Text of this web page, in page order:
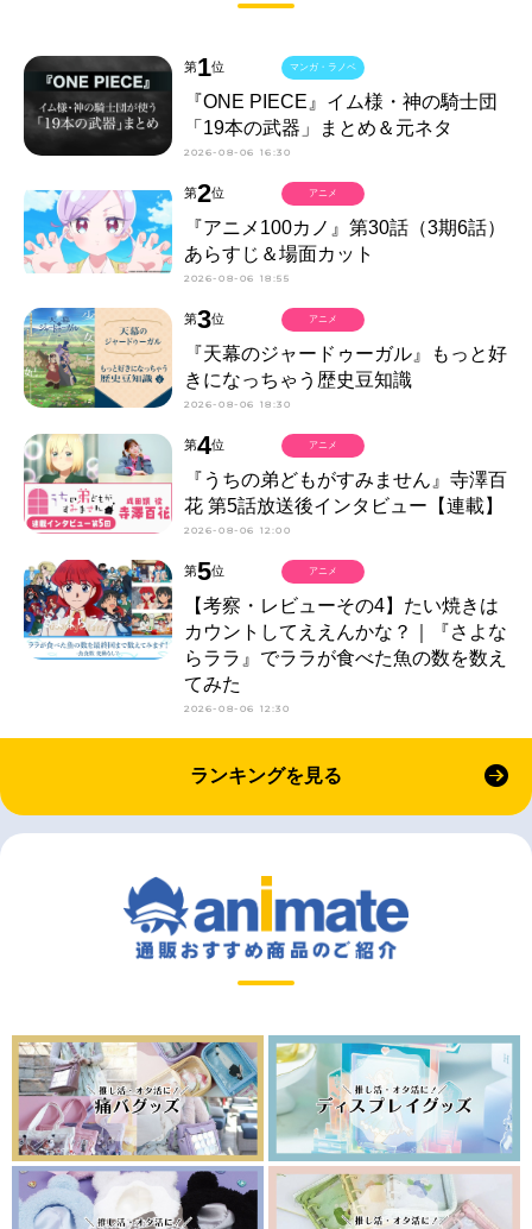
第1位
『ONE PIECE』イム様・神の騎士団
「19本の武器」まとめ＆元ネタ
2026-08-06 16:30
マンガ・ラノベ
第2位
『アニメ100カノ』第30話（3期6話）
あらすじ＆場面カット
2026-08-06 18:55
アニメ
第3位
『天幕のジャードゥーガル』もっと好
きになっちゃう歴史豆知識
2026-08-06 18:30
アニメ
第4位
『うちの弟どもがすみません』寺澤百
花 第5話放送後インタビュー【連載】
2026-08-06 12:00
アニメ
第5位
【考察・レビューその4】たい焼きは
カウントしてええんかな？｜『さよな
らララ』でララが食べた魚の数を数え
てみた
2026-08-06 12:30
アニメ
ランキングを見る